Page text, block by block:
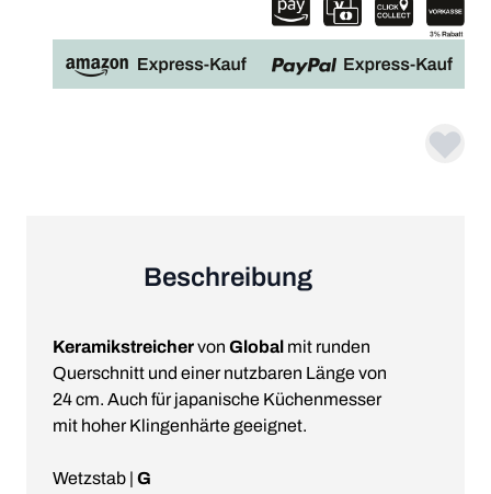
Beschreibung
Keramikstreichervon Global mit runden
Querschnitt und einer nutzbaren Länge von
24 cm. Auch für japanische Küchenmesser
mit hoher Klingenhärte geeignet.
Wetzstab | G